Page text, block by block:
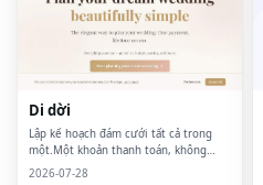
Di dời
Lập kế hoạch đám cưới tất cả trong
một.Một khoản thanh toán, không
đăng ký, không bán dữ liệu.
2026-07-28